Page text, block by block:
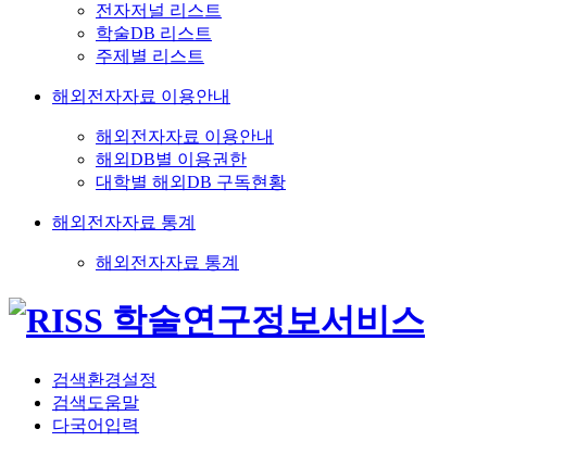
전자저널 리스트
학술DB 리스트
주제별 리스트
해외전자자료 이용안내
해외전자자료 이용안내
해외DB별 이용권한
대학별 해외DB 구독현황
해외전자자료 통계
해외전자자료 통계
검색환경설정
검색도움말
다국어입력